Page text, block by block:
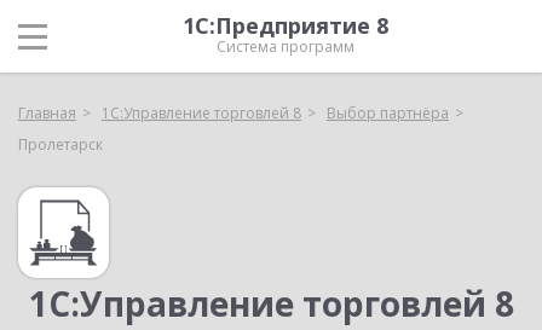
1С:Предприятие 8
Система программ
Главная 1С:Управление торговлей 8
Выбор партнёра
Пролетарск
1С:Управление торговлей 8